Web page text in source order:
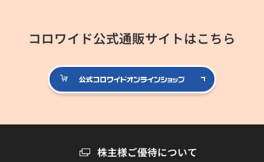
コロワイド公式通販サイトはこちら
公式コロ
株主様ご優待について